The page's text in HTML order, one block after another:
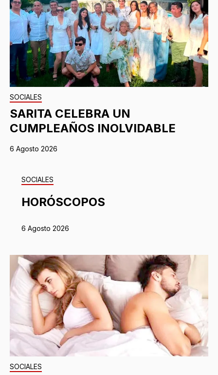
SOCIALES
SARITA CELEBRA UN
CUMPLEAÑOS INOLVIDABLE
6 Agosto 2026
SOCIALES
HORÓSCOPOS
6 Agosto 2026
SOCIALES